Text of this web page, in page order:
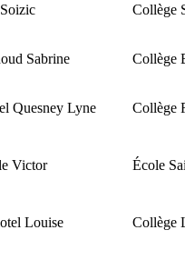
Collège
Sabrine Collège
Quesney Lyne Collège
Victor École
Louise Collège